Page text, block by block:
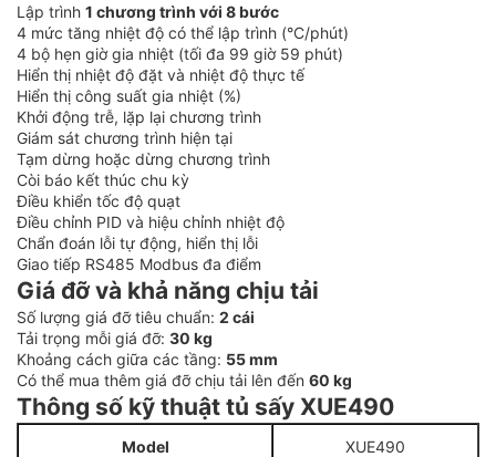
Lập trình 1 chương trình với 8 bước
4 mức tăng nhiệt độ có thể lập trình (°C/phút)
4 bộ hẹn giờ gia nhiệt (tối đa 99 giờ 59 phút)
Hiển thị nhiệt độ đặt và nhiệt độ thực tế
Hiển thị công suất gia nhiệt (%)
Khởi động trễ, lặp lại chương trình
Giám sát chương trình hiện tại
Tạm dừng hoặc dừng chương trình
Còi báo kết thúc chu kỳ
Điều khiển tốc độ quạt
Điều chỉnh PID và hiệu chỉnh nhiệt độ
Chẩn đoán lỗi tự động, hiển thị lỗi
Giao tiếp RS485 Modbus đa điểm
Giá đỡ và khả năng chịu tải
Số lượng giá đỡ tiêu chuẩn: 2 cái
Tải trọng mỗi giá đỡ: 30 kg
Khoảng cách giữa các tầng: 55 mm
Có thể mua thêm giá đỡ chịu tải lên đến 60 kg
Thông số kỹ thuật tủ sấy XUE490
Model XUE490